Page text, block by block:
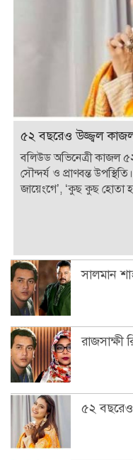
৫২ বছরেও উজ্জ্বল
বলিউড অভিনেত্রী কাজল
সৌন্দর্য ও প্রাণবন্ত
জায়েংগে’, ‘কুছ কুছ হোতা
সালমান
রাজসাক্ষী
৫২